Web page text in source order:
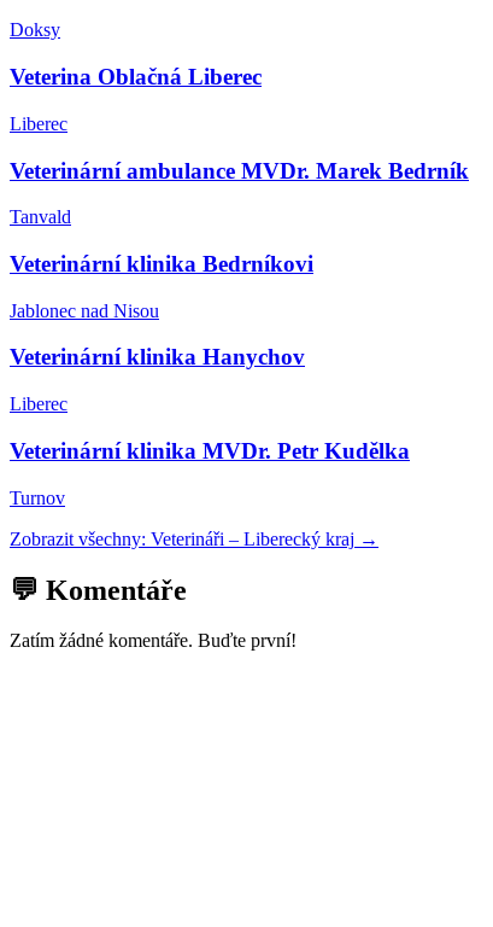
Doksy
Veterina Oblačná Liberec
Liberec
Veterinární ambulance MVDr. Marek Bedrník
Tanvald
Veterinární klinika Bedrníkovi
Jablonec nad Nisou
Veterinární klinika Hanychov
Liberec
Veterinární klinika MVDr. Petr Kudělka
Turnov
Zobrazit všechny: Veterináři – Liberecký kraj →
💬 Komentáře
Zatím žádné komentáře. Buďte první!